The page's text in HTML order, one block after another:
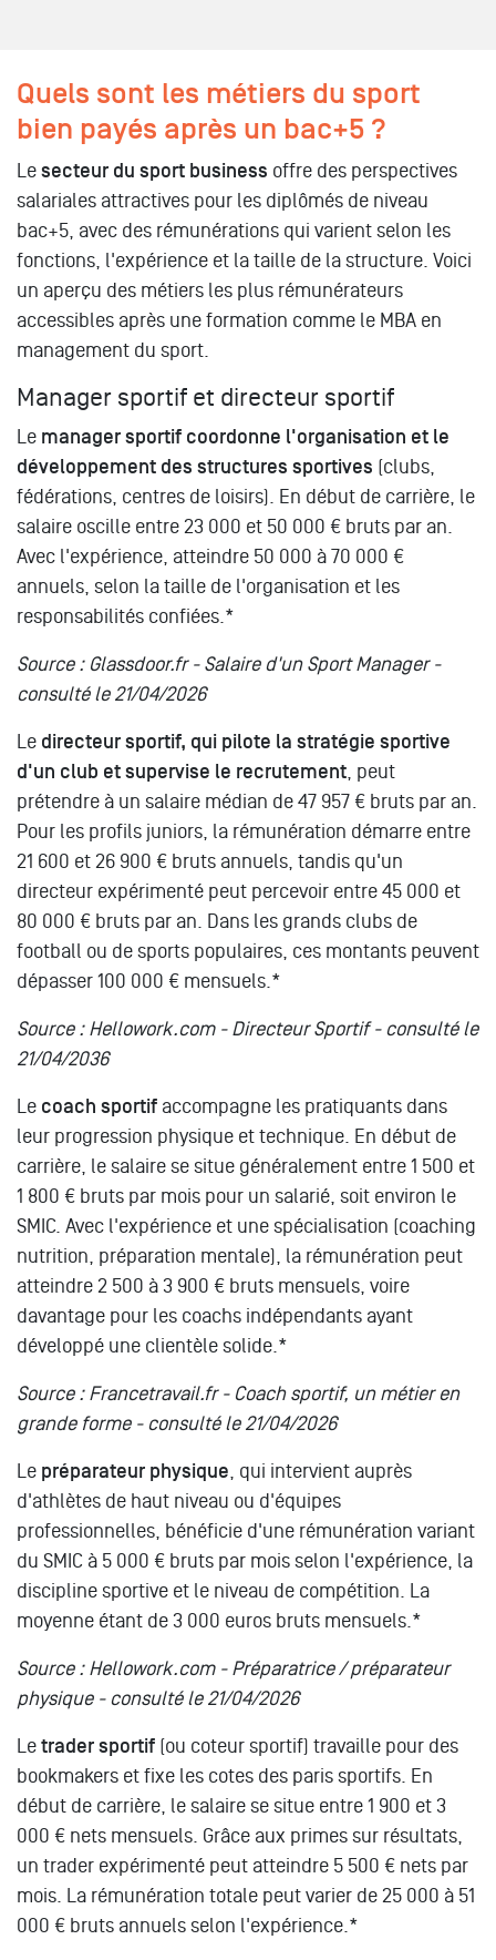
Quels sont les métiers du sport
bien payés après un bac+5 ?
Le secteur du sport business offre des perspectives
salariales attractives pour les diplômés de niveau
bac+5, avec des rémunérations qui varient selon les
fonctions, l'expérience et la taille de la structure. Voici
un aperçu des métiers les plus rémunérateurs
accessibles après une formation comme le MBA en
management du sport.
Manager sportif et directeur sportif
Le manager sportif coordonne l'organisation et le
développement des structures sportives (clubs,
fédérations, centres de loisirs). En début de carrière, le
salaire oscille entre 23 000 et 50 000 € bruts par an.
Avec l'expérience, atteindre 50 000 à 70 000 €
annuels, selon la taille de l'organisation et les
responsabilités confiées.*
Source : Glassdoor.fr - Salaire d'un Sport Manager -
consulté le 21/04/2026
Le directeur sportif, qui pilote la stratégie sportive
d'un club et supervise le recrutement , peut
prétendre à un salaire médian de 47 957 € bruts par an.
Pour les profils juniors, la rémunération démarre entre
21 600 et 26 900 € bruts annuels, tandis qu'un
directeur expérimenté peut percevoir entre 45 000 et
80 000 € bruts par an. Dans les grands clubs de
football ou de sports populaires, ces montants peuvent
dépasser 100 000 € mensuels.*
Source : Hellowork.com - Directeur Sportif - consulté le
21/04/2036
Le coach sportif accompagne les pratiquants dans
leur progression physique et technique. En début de
carrière, le salaire se situe généralement entre 1 500 et
1 800 € bruts par mois pour un salarié, soit environ le
SMIC. Avec l'expérience et une spécialisation (coaching
nutrition, préparation mentale), la rémunération peut
atteindre 2 500 à 3 900 € bruts mensuels, voire
davantage pour les coachs indépendants ayant
développé une clientèle solide.*
Source : Francetravail.fr - Coach sportif, un métier en
grande forme - consulté le 21/04/2026
Le préparateur physique , qui intervient auprès
d'athlètes de haut niveau ou d'équipes
professionnelles, bénéficie d'une rémunération variant
du SMIC à 5 000 € bruts par mois selon l'expérience, la
discipline sportive et le niveau de compétition. La
moyenne étant de 3 000 euros bruts mensuels.*
Source : Hellowork.com - Préparatrice / préparateur
physique - consulté le 21/04/2026
Le trader sportif (ou coteur sportif) travaille pour des
bookmakers et fixe les cotes des paris sportifs. En
début de carrière, le salaire se situe entre 1 900 et 3
000 € nets mensuels. Grâce aux primes sur résultats,
un trader expérimenté peut atteindre 5 500 € nets par
mois. La rémunération totale peut varier de 25 000 à 51
000 € bruts annuels selon l'expérience.*